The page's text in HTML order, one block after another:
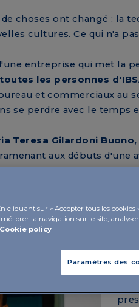
choses ont changé : la
cultures. Ce qui n'a
entreprise qui met la
les personnes
et commerciaux au
se perdre avec le temps
Teresa Gilardoni
aux débuts d'une
humaines
cliquant sur « Accepter tous les
la navigation sur le site,
Cookie policy
Paramètres des